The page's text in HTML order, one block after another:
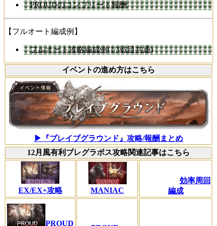
PROUDのコンプリート報酬
【フルオート編成例】
フルオート攻略編成例(1/3戦目共通)
イベントの進め方はこちら
▶『ブレイブグラウンド』攻略/報酬まとめ
12月風有利ブレグラボス攻略関連記事はこちら
EX/EX+攻略 MANIAC
効率周回
編成
PROUD